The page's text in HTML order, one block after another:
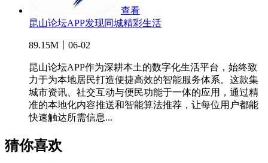
查看
昆山论坛APP发现同城精彩生活
89.15M丨06-02
昆山论坛APP作为深耕本土的数字化生活平台，始终致
力于为本地居民打造便捷高效的智能服务体系。这款集
城市资讯、社交互动与便民功能于一体的应用，通过精
准的本地化内容推送和智能算法推荐，让每位用户都能
快速触达所需信息...
猜你喜欢